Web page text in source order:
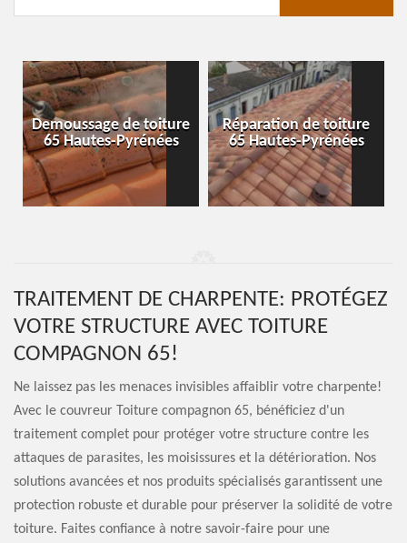
Demoussage de toiture
65 Hautes-Pyrénées
Réparation de toiture
65 Hautes-Pyrénées
TRAITEMENT DE CHARPENTE: PROTÉGEZ
VOTRE STRUCTURE AVEC TOITURE
COMPAGNON 65!
Ne laissez pas les menaces invisibles affaiblir votre charpente!
Avec le couvreur Toiture compagnon 65, bénéficiez d'un
traitement complet pour protéger votre structure contre les
attaques de parasites, les moisissures et la détérioration. Nos
solutions avancées et nos produits spécialisés garantissent une
protection robuste et durable pour préserver la solidité de votre
toiture. Faites confiance à notre savoir-faire pour une